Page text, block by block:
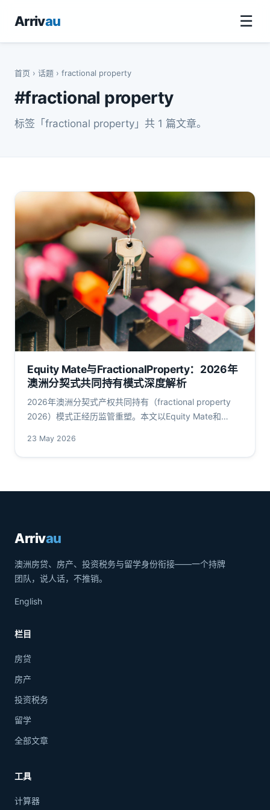
Arrivau ☰
首页 › 话题 › fractional property
#fractional property
标签「fractional property」共 1 篇文章。
Equity Mate与FractionalProperty：2026年
澳洲分契式共同持有模式深度解析
2026年澳洲分契式产权共同持有（fractional property
2026）模式正经历监管重塑。本文以Equity Mate和
构、融资约束、税务影响及流动性折扣，结合RBA、APRA
与FIRB一手数据，呈现1500亿澳元市场背后的真实风险剖
23 May 2026
Arrivau
澳洲房贷、房产、投资税务与留学身份衔接——一个持牌
团队，说人话，不推销。
English
栏目
房贷
房产
投资税务
留学
全部文章
工具
计算器